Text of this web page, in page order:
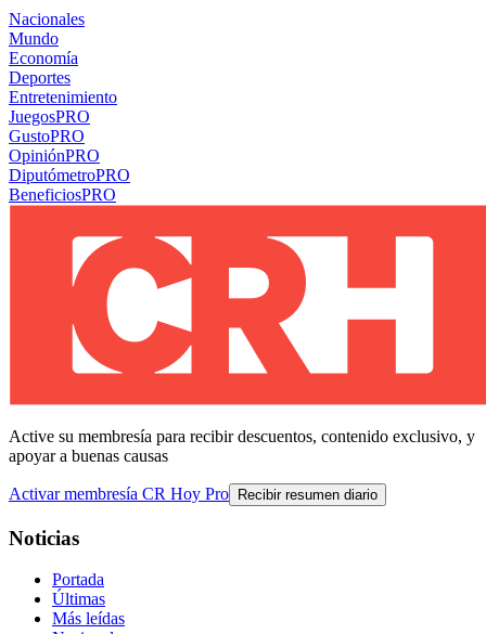
Nacionales
Mundo
Economía
Deportes
Entretenimiento
JuegosPRO
GustoPRO
OpiniónPRO
DiputómetroPRO
BeneficiosPRO
Active su membresía para recibir descuentos, contenido exclusivo, y
apoyar a buenas causas
Activar membresía CR Hoy Pro Recibir resumen diario
Noticias
Portada
Últimas
Más leídas